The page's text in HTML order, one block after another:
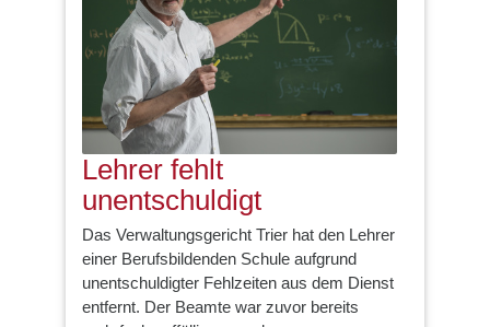
Lehrer fehlt
unentschuldigt
Das Verwaltungsgericht Trier hat den Lehrer
einer Berufsbildenden Schule aufgrund
unentschuldigter Fehlzeiten aus dem Dienst
entfernt. Der Beamte war zuvor bereits